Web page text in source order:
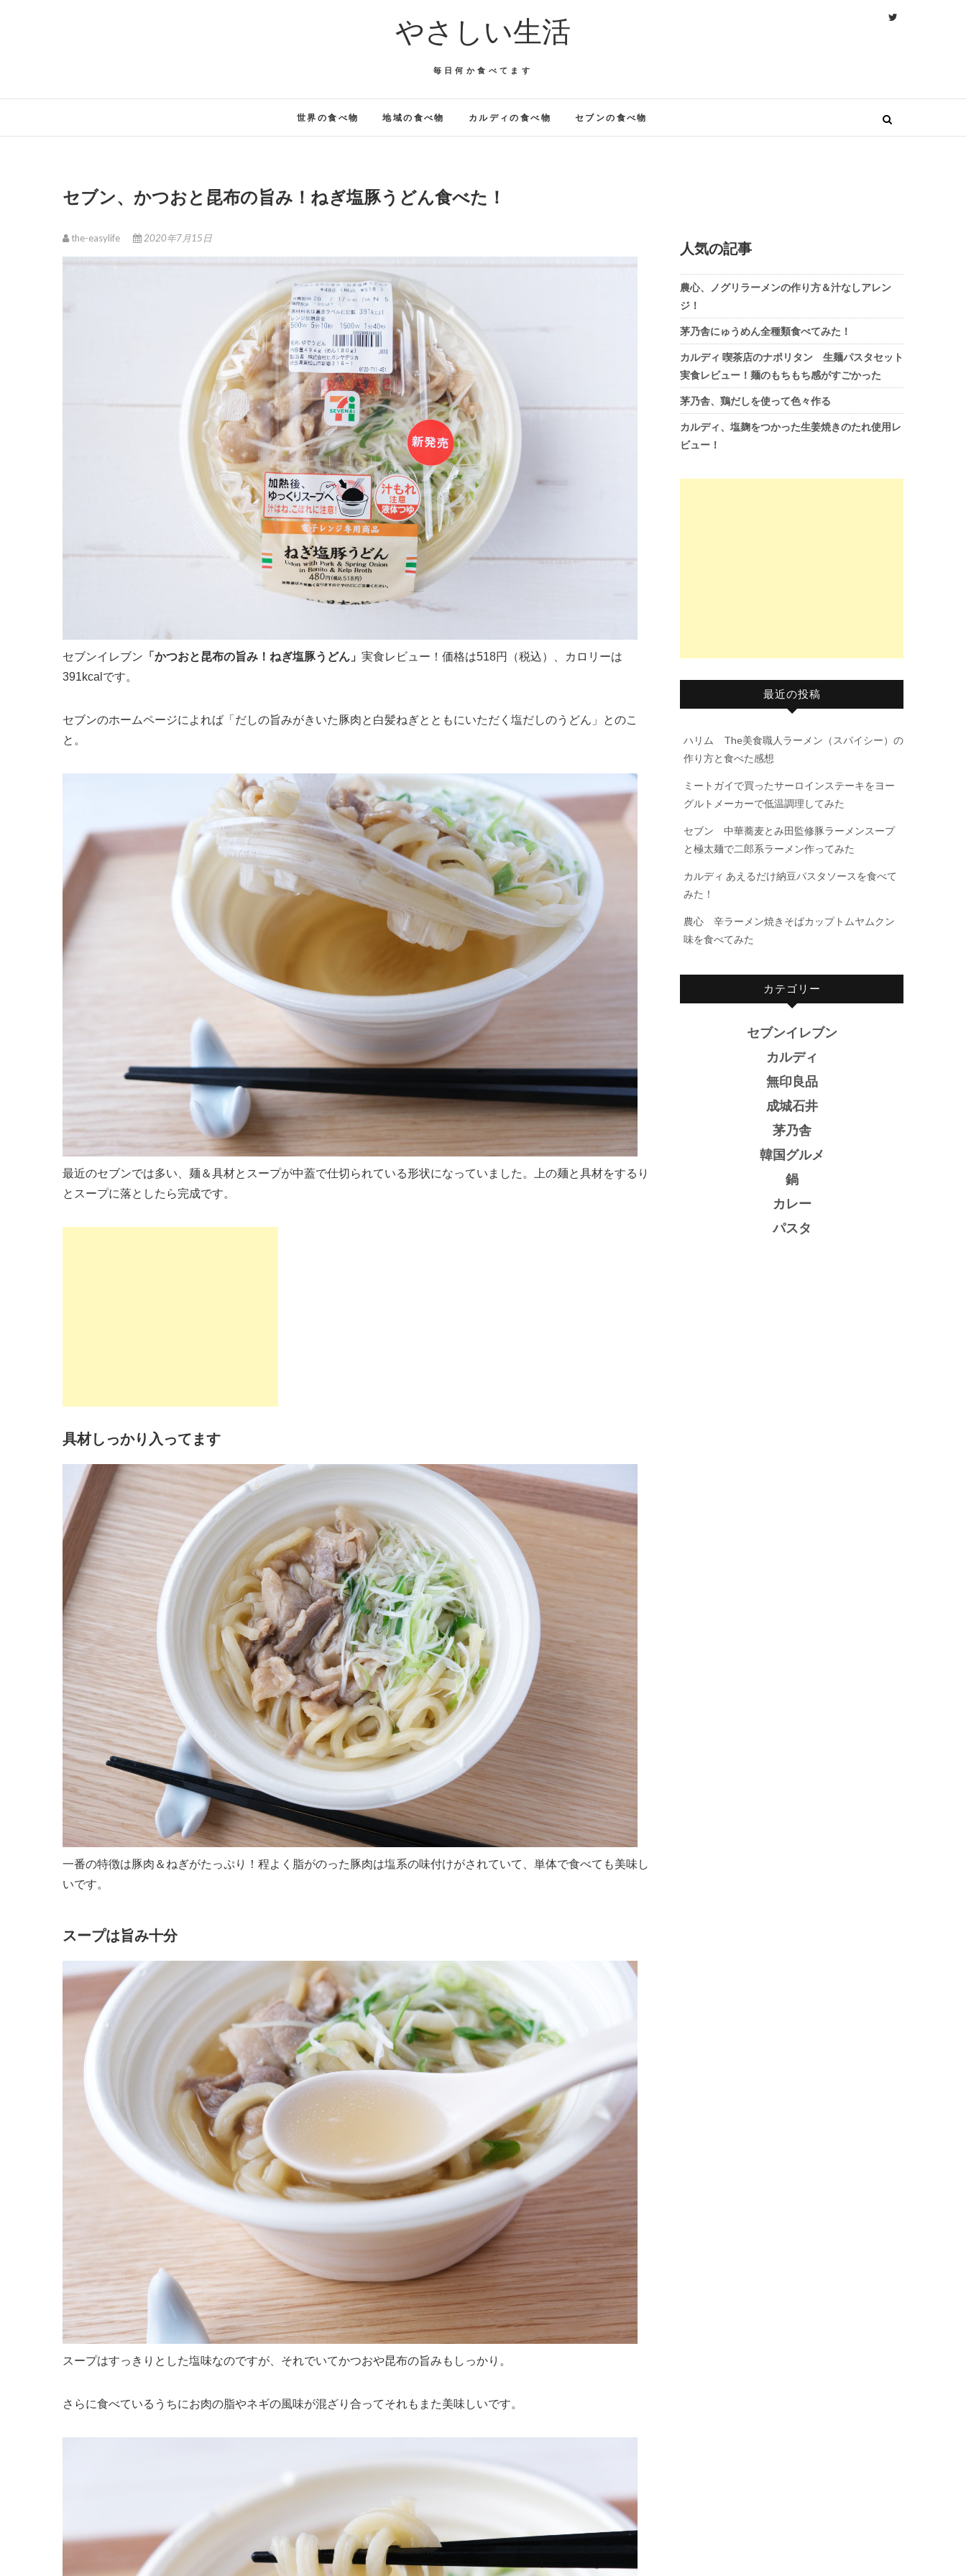
やさしい生活
毎日何か食べてます
世界の食べ物 地域の食べ物 カルディの食べ物 セブンの食べ物
セブン、かつおと昆布の旨み！ねぎ塩豚うどん食べた！
the-easylife 2020年7月15日
セブンイレブン 「かつおと昆布の旨み！ねぎ塩豚うどん」 実食レビュー！価格は518円（税込）、カロリーは
391kcalです。
セブンのホームページによれば「だしの旨みがきいた豚肉と白髪ねぎとともにいただく塩だしのうどん」とのこ
と。
最近のセブンでは多い、麺＆具材とスープが中蓋で仕切られている形状になっていました。上の麺と具材をするり
とスープに落としたら完成です。
具材しっかり入ってます
一番の特徴は豚肉＆ねぎがたっぷり！程よく脂がのった豚肉は塩系の味付けがされていて、単体で食べても美味し
いです。
スープは旨み十分
スープはすっきりとした塩味なのですが、それでいてかつおや昆布の旨みもしっかり。
さらに食べているうちにお肉の脂やネギの風味が混ざり合ってそれもまた美味しいです。
人気の記事
農心、ノグリラーメンの作り方＆汁なしアレン
ジ！
茅乃舎にゅうめん全種類食べてみた！
カルディ 喫茶店のナポリタン 生麺パスタセット
実食レビュー！麺のもちもち感がすごかった
茅乃舎、鶏だしを使って色々作る
カルディ、塩麹をつかった生姜焼きのたれ使用レ
ビュー！
最近の投稿
ハリム The美食職人ラーメン（スパイシー）の
作り方と食べた感想
ミートガイで買ったサーロインステーキをヨー
グルトメーカーで低温調理してみた
セブン 中華蕎麦とみ田監修豚ラーメンスープ
と極太麺で二郎系ラーメン作ってみた
カルディ あえるだけ納豆パスタソースを食べて
みた！
農心 辛ラーメン焼きそばカップトムヤムクン
味を食べてみた
カテゴリー
セブンイレブン
カルディ
無印良品
成城石井
茅乃舎
韓国グルメ
鍋
カレー
パスタ